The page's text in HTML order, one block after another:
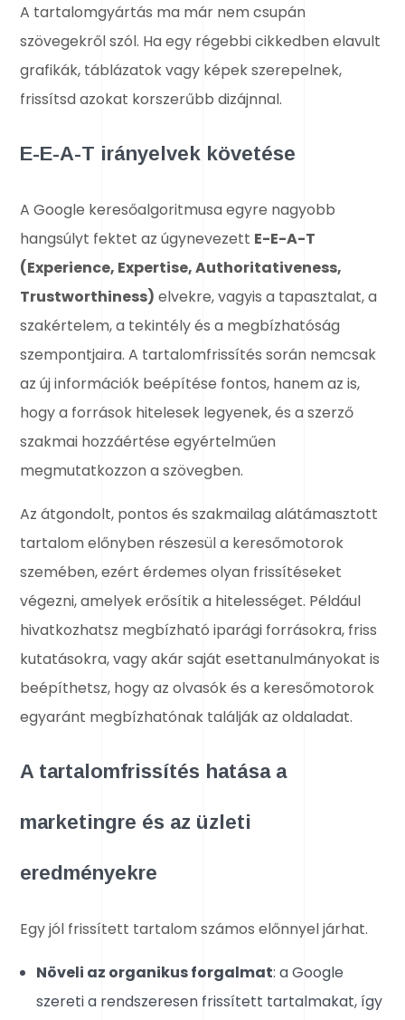
A tartalomgyártás ma már nem csupán
szövegekről szól. Ha egy régebbi cikkedben elavult
grafikák, táblázatok vagy képek szerepelnek,
frissítsd azokat korszerűbb dizájnnal.
E-E-A-T irányelvek követése
A Google keresőalgoritmusa egyre nagyobb
hangsúlyt fektet az úgynevezett E-E-A-T
(Experience, Expertise, Authoritativeness,
Trustworthiness) elvekre, vagyis a tapasztalat, a
szakértelem, a tekintély és a megbízhatóság
szempontjaira. A tartalomfrissítés során nemcsak
az új információk beépítése fontos, hanem az is,
hogy a források hitelesek legyenek, és a szerző
szakmai hozzáértése egyértelműen
megmutatkozzon a szövegben.
Az átgondolt, pontos és szakmailag alátámasztott
tartalom előnyben részesül a keresőmotorok
szemében, ezért érdemes olyan frissítéseket
végezni, amelyek erősítik a hitelességet. Például
hivatkozhatsz megbízható iparági forrásokra, friss
kutatásokra, vagy akár saját esettanulmányokat is
beépíthetsz, hogy az olvasók és a keresőmotorok
egyaránt megbízhatónak találják az oldaladat.
A tartalomfrissítés hatása a
marketingre és az üzleti
eredményekre
Egy jól frissített tartalom számos előnnyel járhat.
Növeli az organikus forgalmat: a Google
szereti a rendszeresen frissített tartalmakat, így